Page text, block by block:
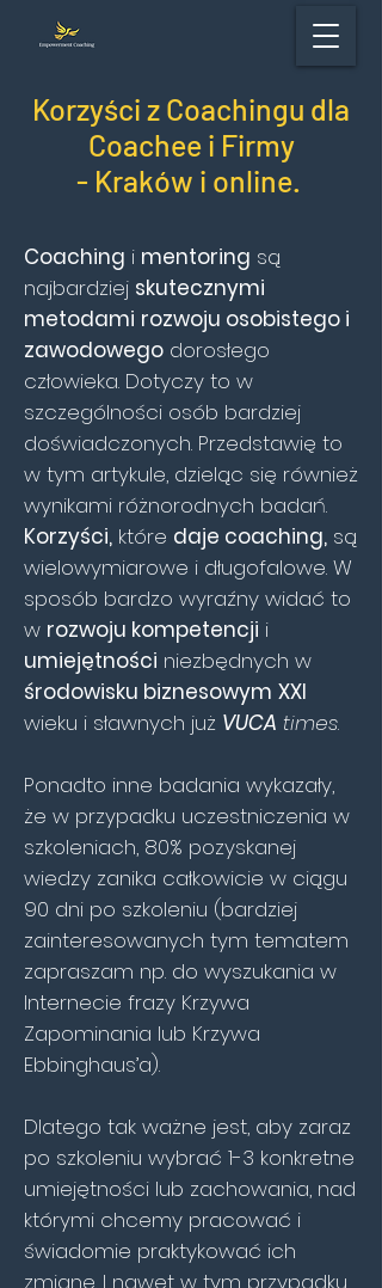
Korzyści z Coachingu dla
Coachee i Firmy
- Kraków i online.
Coaching i mentoring są
najbardziej skutecznymi
metodami rozwoju osobistego i
zawodowego dorosłego
człowieka. Dotyczy to w
szczególności osób bardziej
doświadczonych. Przedstawię to
w tym artykule, dzieląc się również
wynikami różnorodnych badań.
Korzyści, które daje coaching, są
wielowymiarowe i długofalowe. W
sposób bardzo wyraźny widać to
w rozwoju kompetencji i
umiejętności niezbędnych w
środowisku biznesowym XXI
wieku i sławnych już VUCA times.
Ponadto inne badania wykazały,
że w przypadku uczestniczenia w
szkoleniach, 80% pozyskanej
wiedzy zanika całkowicie w ciągu
90 dni po szkoleniu (bardziej
zainteresowanych tym tematem
zapraszam np. do wyszukania w
Internecie frazy Krzywa
Zapominania lub Krzywa
Ebbinghaus’a).
Dlatego tak ważne jest, aby zaraz
po szkoleniu wybrać 1-3 konkretne
umiejętności lub zachowania, nad
którymi chcemy pracować i
świadomie praktykować ich
zmianę. I nawet w tym przypadku